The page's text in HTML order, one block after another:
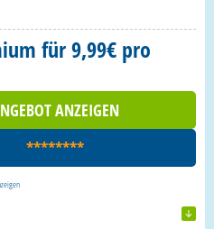
für 9,99€ pro
ANZEIGEN
********